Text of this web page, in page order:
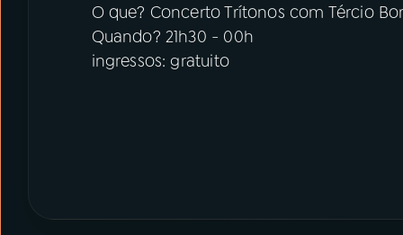
O que? Concerto Trítonos com Tércio
Quando? 21h30 - 00h
ingressos: gratuito